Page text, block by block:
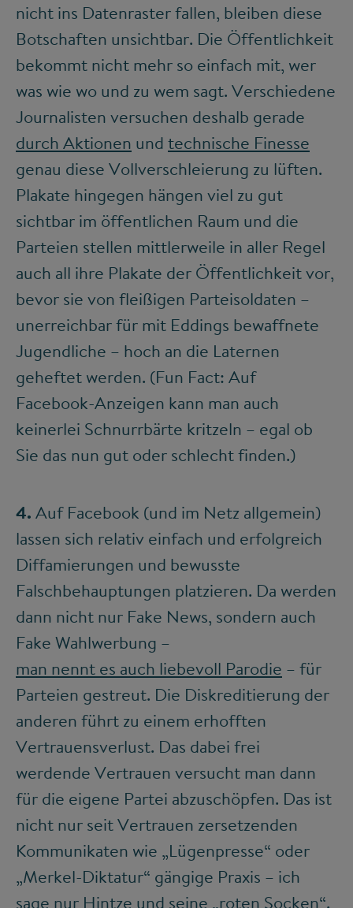
nicht ins Datenraster fallen, bleiben diese
Botschaften unsichtbar. Die Öffentlichkeit
bekommt nicht mehr so einfach mit, wer
was wie wo und zu wem sagt. Verschiedene
Journalisten versuchen deshalb gerade
durch Aktionen und technische Finesse
genau diese Vollverschleierung zu lüften.
Plakate hingegen hängen viel zu gut
sichtbar im öffentlichen Raum und die
Parteien stellen mittlerweile in aller Regel
auch all ihre Plakate der Öffentlichkeit vor,
bevor sie von fleißigen Parteisoldaten –
unerreichbar für mit Eddings bewaffnete
Jugendliche – hoch an die Laternen
geheftet werden. (Fun Fact: Auf
Facebook-Anzeigen kann man auch
keinerlei Schnurrbärte kritzeln – egal ob
Sie das nun gut oder schlecht finden.)
4. Auf Facebook (und im Netz allgemein)
lassen sich relativ einfach und erfolgreich
Diffamierungen und bewusste
Falschbehauptungen platzieren. Da werden
dann nicht nur Fake News, sondern auch
Fake Wahlwerbung –
man nennt es auch liebevoll Parodie – für
Parteien gestreut. Die Diskreditierung der
anderen führt zu einem erhofften
Vertrauensverlust. Das dabei frei
werdende Vertrauen versucht man dann
für die eigene Partei abzuschöpfen. Das ist
nicht nur seit Vertrauen zersetzenden
Kommunikaten wie „Lügenpresse“ oder
„Merkel-Diktatur“ gängige Praxis – ich
sage nur Hintze und seine „roten Socken“.